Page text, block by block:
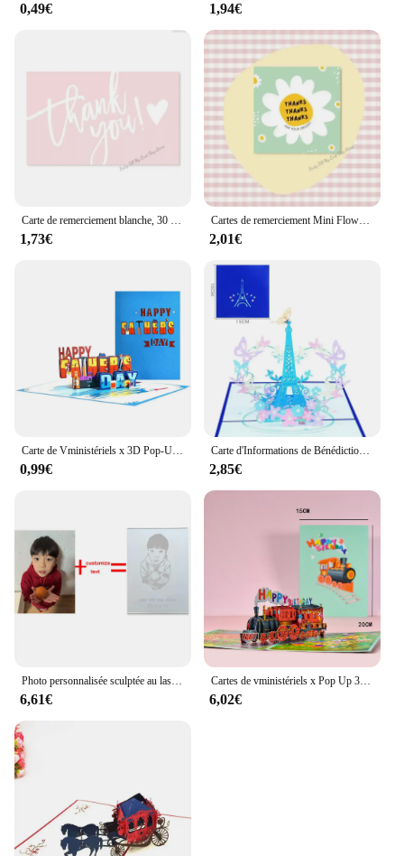
0,49€ 1,94€
Carte de remerciement blanche, 30 pièces, carte de remerciement pour votre commande, étiquettes d'éloges pour petites entreprises, décor pour petit magasin, paquet cadeau
1,73€
Cartes de remerciement Mini Flower, cartes de vacances GT, Chamonix Flower Shop, cartes décoratives pour petites entreprises, boîte-cadeau, 50 pièces par paquet
2,01€
Carte de Vministériels x 3D Pop-Up Faite à la Main avec Enveloppe, Carte d'Anniversaire pour Papa, Cadeau de ixdes Pères
0,99€
Carte d'Informations de Bénédiction Personnalisée en 3D, Tour Eiffel et Papillon, Pop-up, Imprimé en Couleur, Cadeau d'Anniversaire, 1 Pièce
2,85€
6,61€
Cartes de vministériels x Pop Up 3D pour enfants, papa, mari, fête des pères, thème sport, voiture, vélo, voyage, toutes les occasions
6,02€